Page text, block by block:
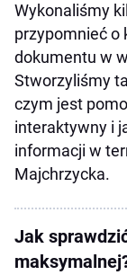
Wykonaliśmy
przypomnieć o
dokumentu w
Stworzyliśmy
czym jest
interaktywny i
informacji w
Majchrzycka.
Jak